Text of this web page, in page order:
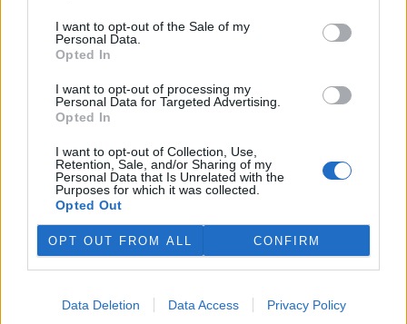
I want to opt-out of the Sale of my
Personal Data.
Opted In
I want to opt-out of processing my
Personal Data for Targeted Advertising.
Opted In
I want to opt-out of Collection, Use,
Retention, Sale, and/or Sharing of my
Personal Data that Is Unrelated with the
Purposes for which it was collected.
Opted Out
OPT OUT FROM ALL CONFIRM
Data Deletion Data Access Privacy Policy
cyklistické štafety, míří na
konferenci o klimatu
Online diskuse
Redakce Ekolistu vítá čtenářské názory, komentáře a postřehy. Tím,
že zde publikujete svůj příspěvek, se ale zároveň zavazujete
dodržovatpravidla diskuse. V případě porušení si redakce
vyhrazuje právo smazat diskusní příspěvěk
Všechny komentáře (2)